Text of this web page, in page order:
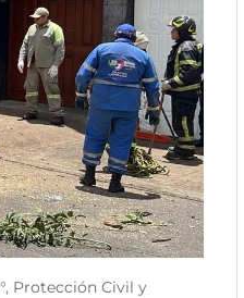
Protección Civil y